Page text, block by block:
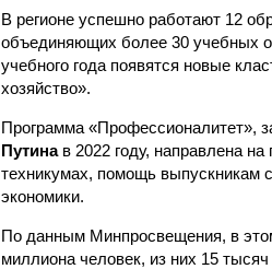
В регионе успешно работают 12
объединяющих более 30 учебных
учебного года появятся новые
хозяйство».
Программа «Профессионалитет»,
Путинав 2022 году, направлена
техникумах, помощь выпускникам
экономики.
По данным Минпросвещения, в
миллиона человек, из них 15